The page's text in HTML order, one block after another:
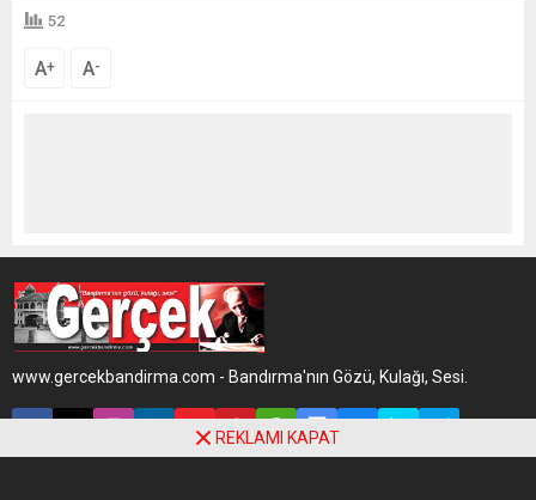
52
A+ A-
www.gercekbandirma.com - Bandırma'nın Gözü, Kulağı, Sesi.
REKLAMI KAPAT